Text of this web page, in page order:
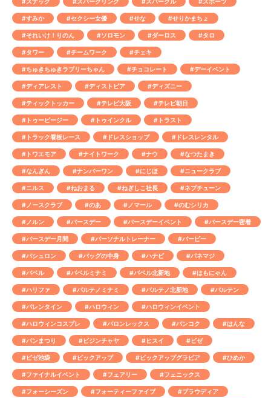
#すみか #セクシー女優 #せな #せりかまちょ
#それいけ！りのん #ソロモン #ダーロス #タロ
#タワー #チームワーク #チェキ
#ちゅきちゅきラブリーちゃん #チョコレート #デーイベント
#ディアレスト #ディストピア #ディズニー
#ティックトッカー #テレビ大阪 #テレビ朝日
#トゥービージー #トゥインクル #トラスト
#トラック看板レース #ドレスショップ #ドレスレンタル
#トワエモア #ナイトワーク #ナウ #なつたまき
#なんぎん #ナンバーワン #にじほ #ニュークラブ
#ニルス #ねおまる #ねぎしこ社長 #ネプチューン
#ノースクラブ #のあ #ノマール #のむシリカ
#ノルン #バースデー #バースデーイベント #バースデー密着
#バースデー月間 #パーソナルトレーナー #バービー
#バシュロン #バッグの中身 #ハナビ #パネマジ
#バベル #バベルミナミ #バベル北新地 #はもにゃん
#ハリファ #パルテノミナミ #パルテノ北新地 #バルテン
#バレンタイン #ハロウィン #ハロウィンイベント
#ハロウィンコスプレ #バロンレックス #バンコク #はんな
#パンまつり #ビジンチャヤ #ヒスイ #ビゼ
#ビゼ池袋 #ピックアップ #ピックアップグラビア #ひめか
#ファイナルイベント #フェアリー #フェニックス
#フォーシーズン #フォーティーファイブ #プラウディア